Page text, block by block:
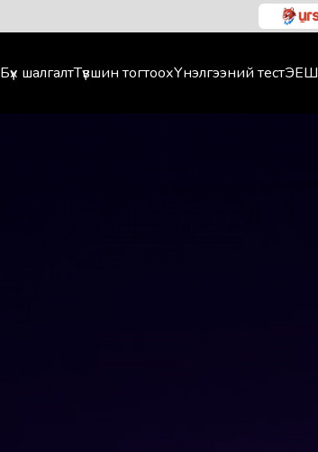
Бүх шалгалтТүвшин тогтоохҮнэлгээний тестЭЕШ